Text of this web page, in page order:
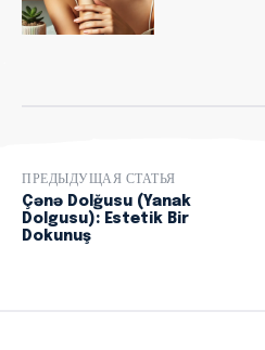
ПРЕДЫДУЩАЯ СТАТЬЯ
Çənə Dolğusu (Yanak
Dolgusu): Estetik Bir
Dokunuş